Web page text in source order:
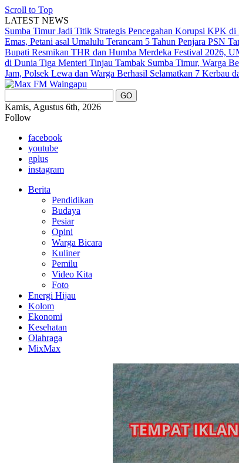
Scroll to Top
LATEST NEWS
Sumba Timur Jadi Titik Strategis Pencegahan Korupsi KPK
Emas, Petani asal Umalulu Terancam 5 Tahun Penjara PSN
Bupati Resmikan THR dan Humba Merdeka Festival 2026,
di Dunia Tiga Menteri Tinjau Tambak Sumba Timur, Warga
Jam, Polsek Lewa dan Warga Berhasil Selamatkan 7 Kerbau
Kamis, Agustus 6th, 2026
Follow
facebook
youtube
gplus
instagram
Berita
Pendidikan
Budaya
Pesiar
Opini
Warga Bicara
Kuliner
Pemilu
Video Kita
Foto
Energi Hijau
Kolom
Ekonomi
Kesehatan
Olahraga
MixMax